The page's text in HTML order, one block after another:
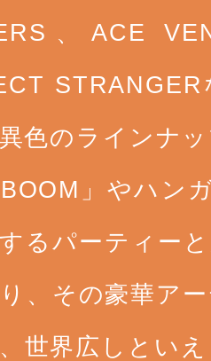
、ACE
色のラインナ
」やハン
るパーティー
、その豪華ア
世界広しとい